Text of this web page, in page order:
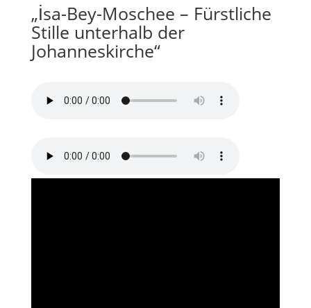
„İsa-Bey-Moschee – Fürstliche
Stille unterhalb der
Johanneskirche“